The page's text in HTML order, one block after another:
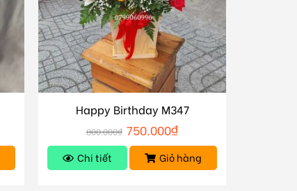
Happy Birthday M347
800.000₫ 750.000₫
Chi tiết Giỏ hàng